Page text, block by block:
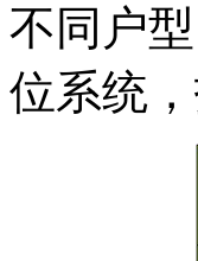
不同户
位系统